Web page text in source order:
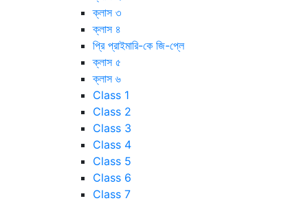
ক্লাস ৩
ক্লাস ৪
প্রি প্রাইমারি-কে জি-প্লে
ক্লাস ৫
ক্লাস ৬
Class 1
Class 2
Class 3
Class 4
Class 5
Class 6
Class 7